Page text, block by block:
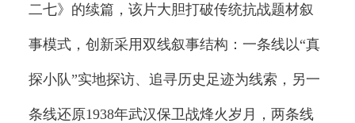
二七》的续篇，该片大胆打破传统抗战题材叙
事模式，创新采用双线叙事结构：一条线以“真
探小队”实地探访、追寻历史足迹为线索，另一
条线还原1938年武汉保卫战烽火岁月，两条线